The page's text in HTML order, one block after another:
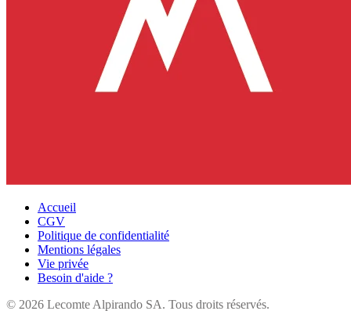
Accueil
CGV
Politique de confidentialité
Mentions légales
Vie privée
Besoin d'aide ?
© 2026 Lecomte Alpirando SA. Tous droits réservés.